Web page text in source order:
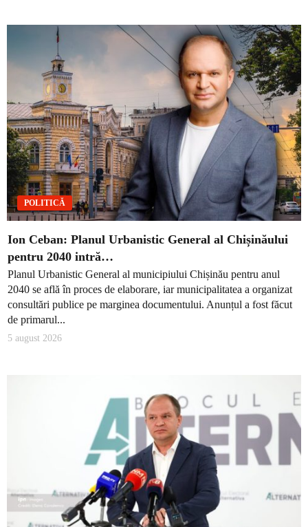
POLITICĂ
Ion Ceban: Planul Urbanistic General al Chișinăului
pentru 2040 intră…
Planul Urbanistic General al municipiului Chișinău pentru anul
2040 se află în proces de elaborare, iar municipalitatea a organizat
consultări publice pe marginea documentului. Anunțul a fost făcut
de primarul...
5 august 2026